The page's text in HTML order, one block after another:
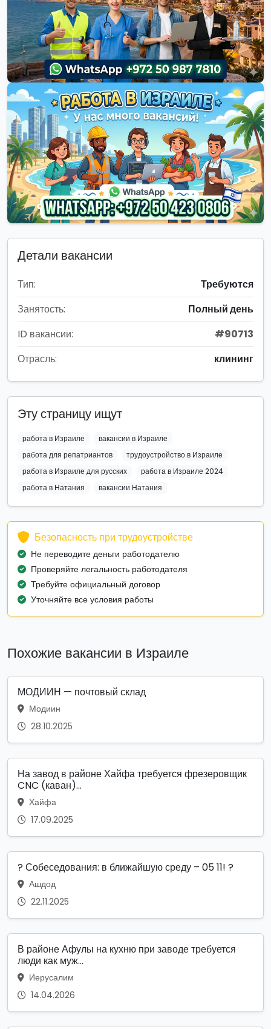
Детали вакансии
Тип:
Требуются
Занятость:
Полный день
ID вакансии:
#90713
Отрасль:
клининг
Эту страницу ищут
работа в Израиле
вакансии в Израиле
работа для репатриантов
трудоустройство в Израиле
работа в Израиле для русских
работа в Израиле 2024
работа в Натания
вакансии Натания
Безопасность при трудоустройстве
Не переводите деньги работодателю
Проверяйте легальность работодателя
Требуйте официальный договор
Уточняйте все условия работы
Похожие вакансии в Израиле
МОДИИН — почтовый склад
Модиин
28.10.2025
На завод в районе Хайфа требуется фрезеровщик
CNC (каван)...
Хайфа
17.09.2025
? Собеседования: в ближайшую среду – 05 11! ?
Ашдод
22.11.2025
В районе Афулы на кухню при заводе требуется
люди как муж...
Иерусалим
14.04.2026